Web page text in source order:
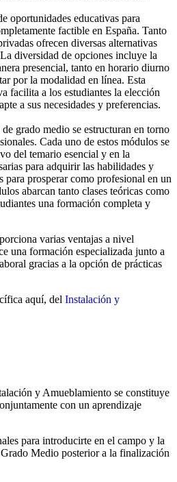
oportunidades educativas para
factible en España. Tanto
ofrecen diversas alternativas
diversidad de opciones incluye la
presencial, tanto en horario diurno
por la modalidad en línea. Esta
facilita a los estudiantes la elección
a sus necesidades y preferencias.
grado medio se estructuran en torno
Cada uno de estos módulos se
del temario esencial y en la
para adquirir las habilidades y
para prosperar como profesional en un
abarcan tanto clases teóricas como
una formación completa y
varias ventajas a nivel
una formación especializada junto a
gracias a la opción de prácticas
aquí, del Instalación y
y Amueblamiento se constituye
con un aprendizaje
para introducirte en el campo y la
Medio posterior a la finalización